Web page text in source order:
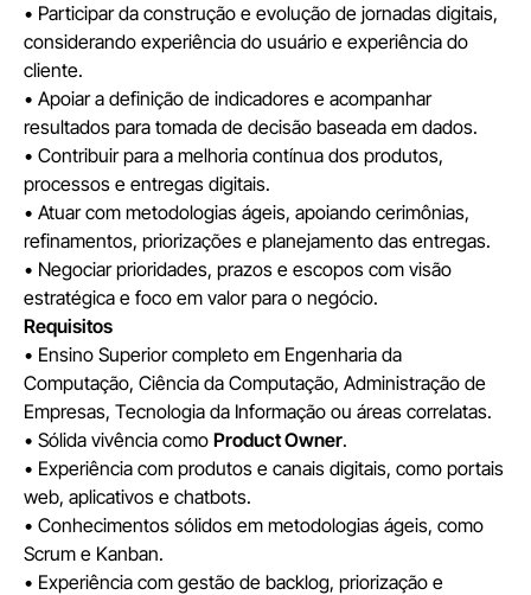
• Participar da construção e evolução de jornadas digitais,
considerando experiência do usuário e experiência do
cliente.
• Apoiar a definição de indicadores e acompanhar
resultados para tomada de decisão baseada em dados.
• Contribuir para a melhoria contínua dos produtos,
processos e entregas digitais.
• Atuar com metodologias ágeis, apoiando cerimônias,
refinamentos, priorizações e planejamento das entregas.
• Negociar prioridades, prazos e escopos com visão
estratégica e foco em valor para o negócio.
Requisitos
• Ensino Superior completo em Engenharia da
Computação, Ciência da Computação, Administração de
Empresas, Tecnologia da Informação ou áreas correlatas.
• Sólida vivência como Product Owner.
• Experiência com produtos e canais digitais, como portais
web, aplicativos e chatbots.
• Conhecimentos sólidos em metodologias ágeis, como
Scrum e Kanban.
• Experiência com gestão de backlog, priorização e